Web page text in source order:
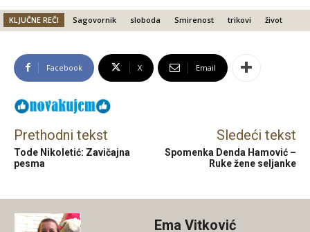
KLJUČNE REČI Sagovornik sloboda Smirenost trikovi život
Facebook X Email
Prethodni tekst
Tode Nikoletić: Zavičajna
pesma
Sledeći tekst
Spomenka Denda Hamović –
Ruke žene seljanke
Ema Vitković